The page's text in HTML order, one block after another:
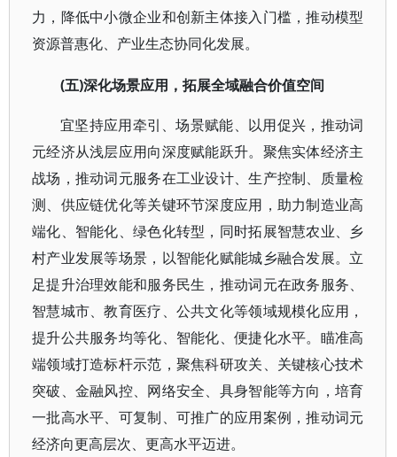
力，降低中小微企业和创新主体接入门槛，推动模型
资源普惠化、产业生态协同化发展。
(五)深化场景应用，拓展全域融合价值空间
宜坚持应用牵引、场景赋能、以用促兴，推动词
元经济从浅层应用向深度赋能跃升。聚焦实体经济主
战场，推动词元服务在工业设计、生产控制、质量检
测、供应链优化等关键环节深度应用，助力制造业高
端化、智能化、绿色化转型，同时拓展智慧农业、乡
村产业发展等场景，以智能化赋能城乡融合发展。立
足提升治理效能和服务民生，推动词元在政务服务、
智慧城市、教育医疗、公共文化等领域规模化应用，
提升公共服务均等化、智能化、便捷化水平。瞄准高
端领域打造标杆示范，聚焦科研攻关、关键核心技术
突破、金融风控、网络安全、具身智能等方向，培育
一批高水平、可复制、可推广的应用案例，推动词元
经济向更高层次、更高水平迈进。